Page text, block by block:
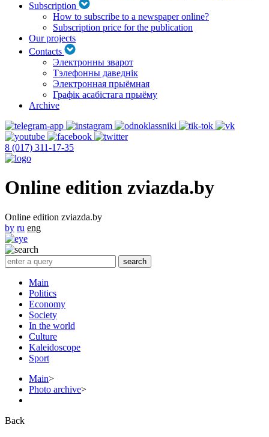
Subscription
How to subscribe to a newspaper online?
Subscription price for the publication
Our projects
Contacts
Электронны зварот
Тэлефонны даведнік
Электронная прыёмная
Графік асабістага прыёму
Archive
8 (017) 311-17-35
Online edition zviazda.by
Online edition zviazda.by
by ru eng
Main
Politics
Economy
Society
In the world
Culture
Kaleidoscope
Sport
Main>
Photo archive>
Back